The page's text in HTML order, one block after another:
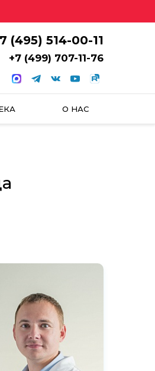
(495) 514-00-11
+7 (499) 707-11-76
О НАС